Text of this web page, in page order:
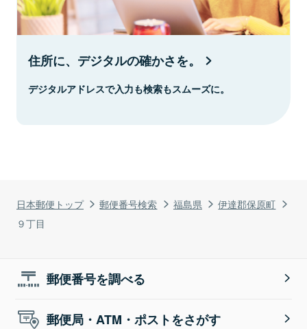
日本郵便トップ 郵便番号検索 福島県
伊達郡保原町
９丁目
住所に、デジタルの確かさを。
デジタルアドレスで入力も検索もスムーズに。
郵便番号を調べる
郵便局・ATM・ポストをさがす